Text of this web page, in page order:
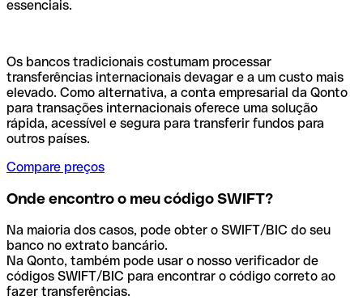
essenciais.
Os bancos tradicionais costumam processar
transferências internacionais devagar e a um custo mais
elevado. Como alternativa, a conta empresarial da Qonto
para transações internacionais oferece uma solução
rápida, acessível e segura para transferir fundos para
outros países.
Compare preços
Onde encontro o meu código SWIFT?
Na maioria dos casos, pode obter o SWIFT/BIC do seu
banco no extrato bancário.
Na Qonto, também pode usar o nosso verificador de
códigos SWIFT/BIC para encontrar o código correto ao
fazer transferências.